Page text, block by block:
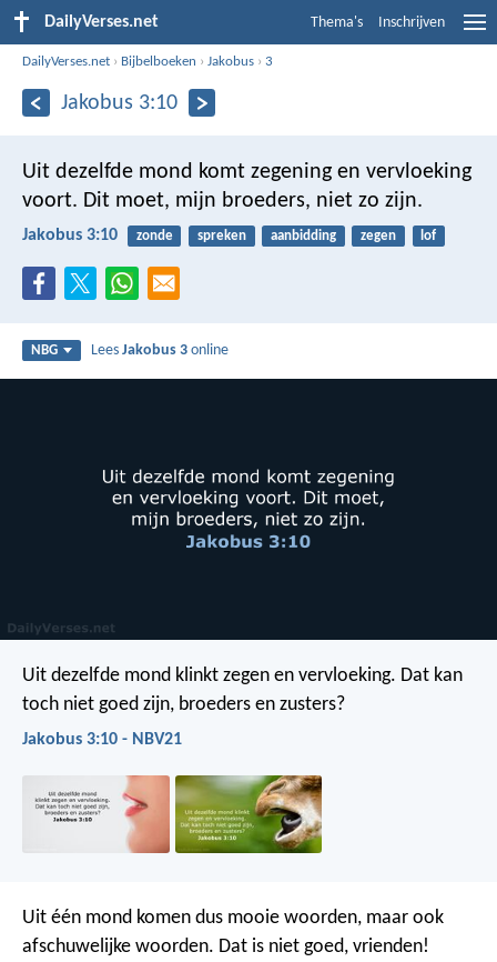
DailyVerses.net Thema's Inschrijven
DailyVerses.net › Bijbelboeken ›Jakobus ›3
Jakobus 3:10
Uit dezelfde mond komt zegening en vervloeking
voort. Dit moet, mijn broeders, niet zo zijn.
Jakobus 3:10 zonde spreken aanbidding zegen lof
NBG LeesJakobus 3 online
Uit dezelfde mond klinkt zegen en vervloeking. Dat kan
toch niet goed zijn, broeders en zusters?
Jakobus 3:10 - NBV21
Uit één mond komen dus mooie woorden, maar ook
afschuwelijke woorden. Dat is niet goed, vrienden!